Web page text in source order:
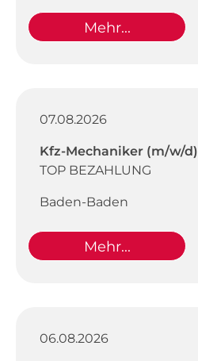
Mehr...
07.08.2026
Kfz-Mechaniker (m/w/d)
TOP BEZAHLUNG
Baden-Baden
Mehr...
06.08.2026